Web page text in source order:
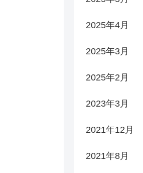
2025年4月
2025年3月
2025年2月
2023年3月
2021年12月
2021年8月